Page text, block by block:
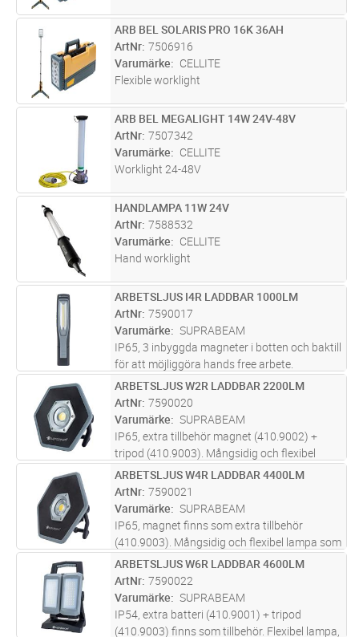
ST Lägg i kundvagn
ARB BEL SOLARIS PRO 16K 36AH
ArtNr 7506916
Varumärke
CELLITE
Flexible worklight
ST Lägg i kundvagn
ARB BEL MEGALIGHT 14W 24V-48V
ArtNr 7507342
Varumärke
CELLITE
Worklight 24-48V
ST Lägg i kundvagn
HANDLAMPA 11W 24V
ArtNr 7588532
Varumärke
CELLITE
Hand worklight
ST Lägg i kundvagn
ARBETSLJUS I4R LADDBAR 1000LM
ArtNr 7590017
Varumärke
SUPRABEAM
IP65, 3 inbyggda magneter i botten och baktill
för att möjliggöra hands free arbete.
Mångsidig lampa som kan vikas 180 grader.
Lämpar sig bra som både arbtetsljus och som
inspektionsljus då lampan ha
ST Lägg i kundvagn
ARBETSLJUS W2R LADDBAR 2200LM
ArtNr 7590020
Varumärke
SUPRABEAM
IP65, extra tillbehör magnet (410.9002) +
tripod (410.9003). Mångsidig och flexibel
lampa som kan justeras 180°. W2r kan
användas medan den laddar vilket ger ljus
hela arbetsdagen. W2r har High CRI +
mer
ST Lägg i kundvagn
ARBETSLJUS W4R LADDBAR 4400LM
ArtNr 7590021
Varumärke
SUPRABEAM
IP65, magnet finns som extra tillbehör
(410.9003). Mångsidig och flexibel lampa som
kan justeras 180 grader. W4r kan användas
medan den laddar vilket ger ljus hela
arbetsdagen. W4r har High CRI +80 s
mer
ST Lägg i kundvagn
ARBETSLJUS W6R LADDBAR 4600LM
ArtNr 7590022
Varumärke
SUPRABEAM
IP54, extra batteri (410.9001) + tripod
(410.9003) finns som tillbehör. Flexibel lampa,